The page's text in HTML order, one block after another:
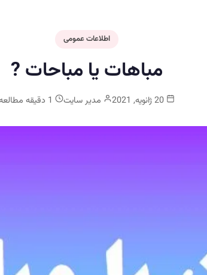
اطلاعات عمومی
مباهات یا مباحات ?
مدیر سایت